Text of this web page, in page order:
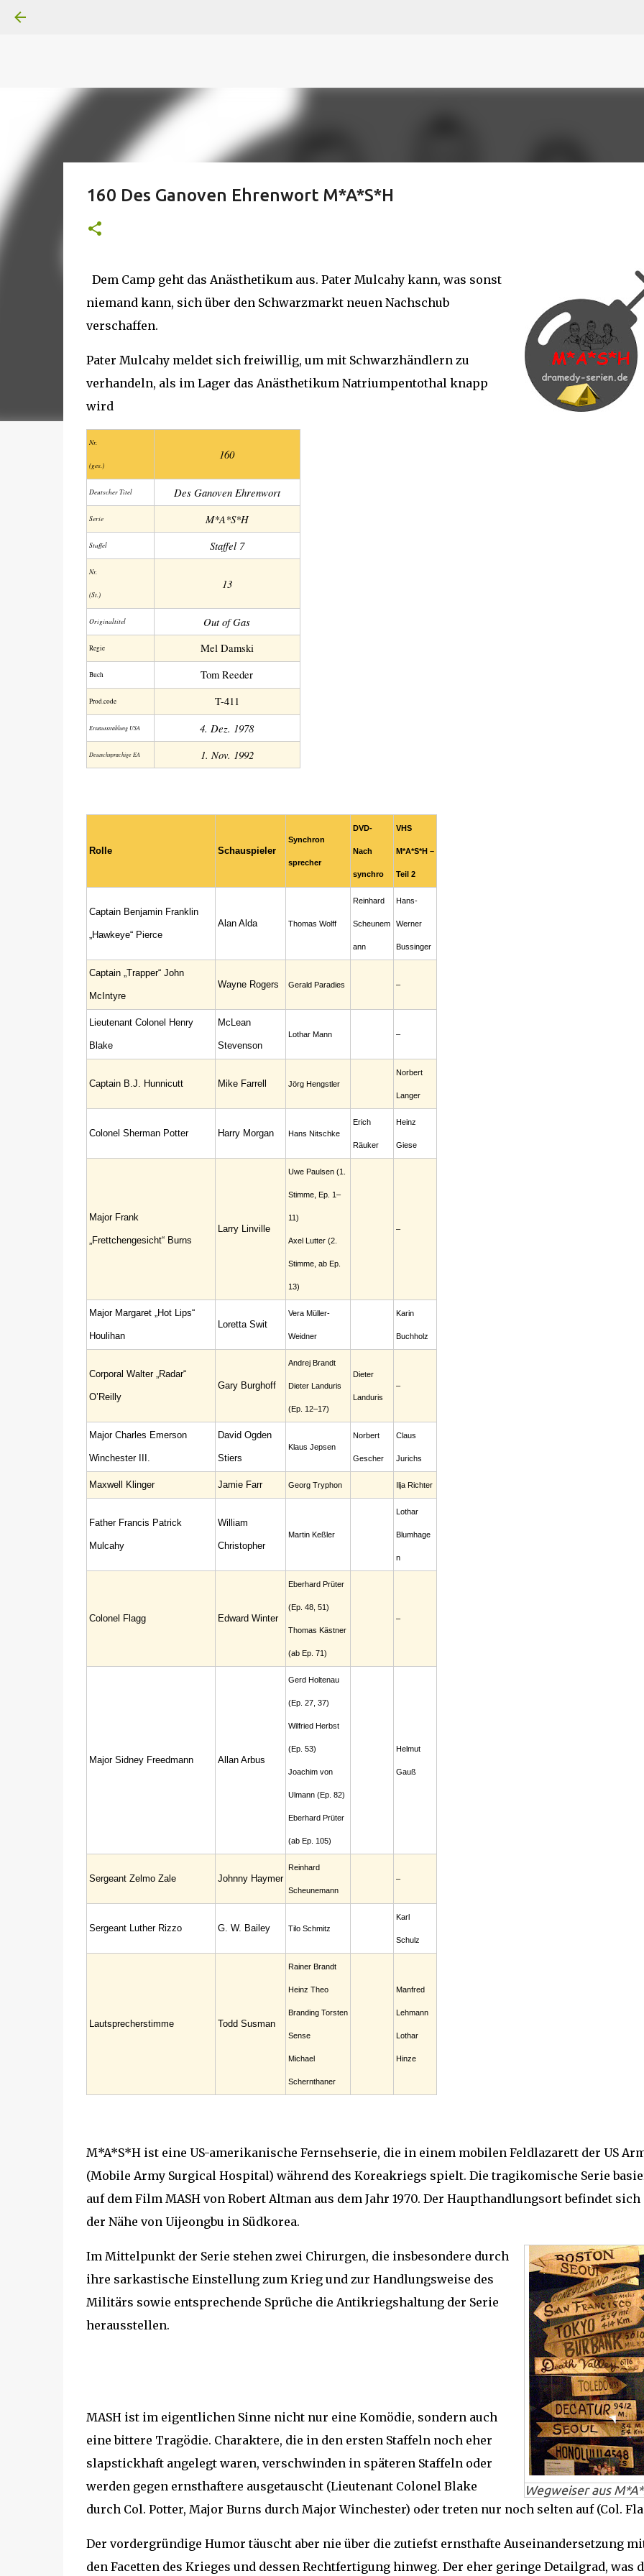
Superheldenserien
160 Des Ganoven Ehrenwort M*A*S*H
Dem Camp geht das Anästhetikum aus. Pater Mulcahy kann, was sonst
niemand kann, sich über den Schwarzmarkt neuen Nachschub
verschaffen.
Pater Mulcahy meldet sich freiwillig, um mit Schwarzhändlern zu
verhandeln, als im Lager das Anästhetikum Natriumpentothal knapp
wird
Nr.
(ges.)
160
Deutscher Titel Des Ganoven Ehrenwort
Serie M*A*S*H
Staffel Staffel 7
Nr.
(St.)
13
Original­titel Out of Gas
Regie Mel Damski
Buch Tom Reeder
Prod.code T-411
Erstaus­strahlung USA 4. Dez. 1978
Deutsch­sprachige EA 1. Nov. 1992
Rolle Schauspieler
Synchron
sprecher
DVD-
Nach
synchro
VHS
M*A*S*H –
Teil 2
Captain Benjamin Franklin
„Hawkeye“ Pierce
Alan Alda Thomas Wolff
Reinhard
Scheunem
ann
Hans-
Werner
Bussinger
Captain „Trapper“ John
McIntyre
Wayne Rogers Gerald Paradies –
Lieutenant Colonel Henry
Blake
McLean
Stevenson
Lothar Mann –
Captain B.J. Hunnicutt Mike Farrell Jörg Hengstler
Norbert
Langer
Colonel Sherman Potter Harry Morgan Hans Nitschke
Erich
Räuker
Heinz
Giese
Major Frank
„Frettchengesicht“ Burns
Larry Linville
Uwe Paulsen (1.
Stimme, Ep. 1–
11)
Axel Lutter (2.
Stimme, ab Ep.
13)
–
Major Margaret „Hot Lips“
Houlihan
Loretta Swit
Vera Müller-
Weidner
Karin
Buchholz
Corporal Walter „Radar“
O’Reilly
Gary Burghoff
Andrej Brandt
Dieter Landuris
(Ep. 12–17)
Dieter
Landuris
–
Major Charles Emerson
Winchester III.
David Ogden
Stiers
Klaus Jepsen
Norbert
Gescher
Claus
Jurichs
Maxwell Klinger Jamie Farr Georg Tryphon Ilja Richter
Father Francis Patrick
Mulcahy
William
Christopher
Martin Keßler
Lothar
Blumhage
n
Colonel Flagg Edward Winter
Eberhard Prüter
(Ep. 48, 51)
Thomas Kästner
(ab Ep. 71)
–
Major Sidney Freedmann Allan Arbus
Gerd Holtenau
(Ep. 27, 37)
Wilfried Herbst
(Ep. 53)
Joachim von
Ulmann (Ep. 82)
Eberhard Prüter
(ab Ep. 105)
Helmut
Gauß
Sergeant Zelmo Zale Johnny Haymer
Reinhard
Scheunemann
–
Sergeant Luther Rizzo G. W. Bailey Tilo Schmitz
Karl
Schulz
Lautsprecherstimme Todd Susman
Rainer Brandt
Heinz Theo
Branding Torsten
Sense
Michael
Schernthaner
Manfred
Lehmann
Lothar
Hinze
M*A*S*H ist eine US-amerikanische Fernsehserie, die in einem mobilen Feldlazarett der US
(Mobile Army Surgical Hospital) während des Koreakriegs spielt. Die tragikomische Serie
auf dem Film MASH von Robert Altman aus dem Jahr 1970. Der Haupthandlungsort befindet
der Nähe von Uijeongbu in Südkorea.
Wegweiser aus
Im Mittelpunkt der Serie stehen zwei Chirurgen, die insbesondere durch
ihre sarkastische Einstellung zum Krieg und zur Handlungsweise des
Militärs sowie entsprechende Sprüche die Antikriegshaltung der Serie
herausstellen.
MASH ist im eigentlichen Sinne nicht nur eine Komödie, sondern auch
eine bittere Tragödie. Charaktere, die in den ersten Staffeln noch eher
slapstickhaft angelegt waren, verschwinden in späteren Staffeln oder
werden gegen ernsthaftere ausgetauscht (Lieutenant Colonel Blake
durch Col. Potter, Major Burns durch Major Winchester) oder treten nur noch selten auf (Col.
Der vordergründige Humor täuscht aber nie über die zutiefst ernsthafte Auseinandersetzung
den Facetten des Krieges und dessen Rechtfertigung hinweg. Der eher geringe Detailgrad, was